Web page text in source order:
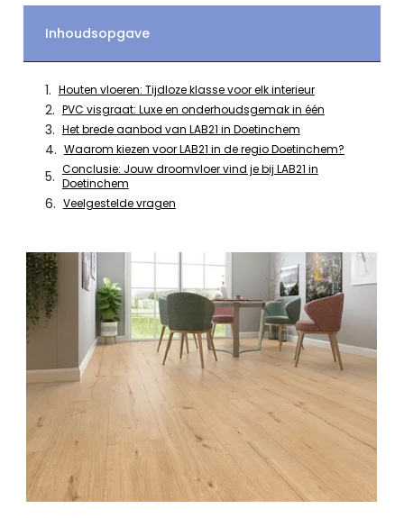
Inhoudsopgave
Houten vloeren: Tijdloze klasse voor elk interieur
PVC visgraat: Luxe en onderhoudsgemak in één
Het brede aanbod van LAB21 in Doetinchem
Waarom kiezen voor LAB21 in de regio Doetinchem?
Conclusie: Jouw droomvloer vind je bij LAB21 in
Doetinchem
Veelgestelde vragen